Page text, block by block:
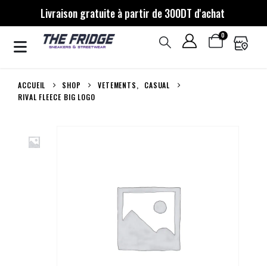
Livraison gratuite à partir de 300DT d'achat
0
ACCUEIL SHOP VETEMENTS,
CASUAL
RIVAL FLEECE BIG LOGO